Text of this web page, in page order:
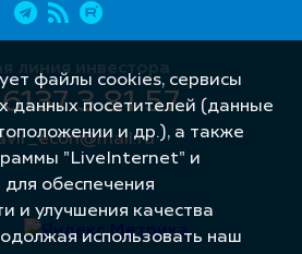
линия инвестора
3 81 57
файлы cookies, сервисы
данных посетителей (данные
и др.), а также
"LiveInternet" и
обеспечения
и улучшения качества
использовать наш